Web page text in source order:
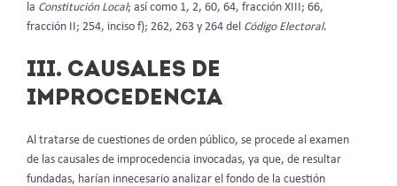
la Constitución Local; así como 1, 2, 60, 64, fracción XIII; 66,
fracción II; 254, inciso f); 262, 263 y 264 del Código Electoral.
III. CAUSALES DE
IMPROCEDENCIA
Al tratarse de cuestiones de orden público, se procede al examen
de las causales de improcedencia invocadas, ya que, de resultar
fundadas, harían innecesario analizar el fondo de la cuestión